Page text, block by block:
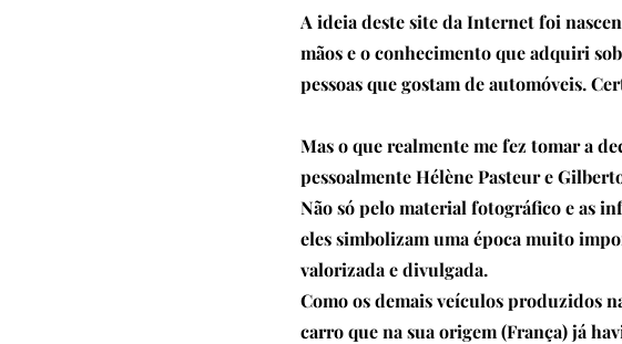
A ideia deste site da Internet foi
mãos e o conhecimento que adquiri
pessoas que gostam de automóveis.
Mas o que realmente me fez tomar a
pessoalmente Hélène Pasteur e
Não só pelo material fotográfico e as
eles simbolizam uma época muito
valorizada e divulgada.
Como os demais veículos produzidos
carro que na sua origem (França) já